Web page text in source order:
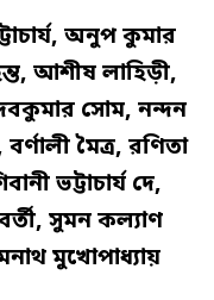
অনুপ কুমার
আশীষ লাহিড়ী,
সোম, নন্দন
মৈত্র, রণিতা
ভট্টাচার্য দে,
সুমন কল্যাণ
মুখোপাধ্যায়